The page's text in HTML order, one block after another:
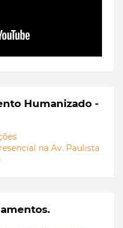
Humanizado -
na Av. Paulista